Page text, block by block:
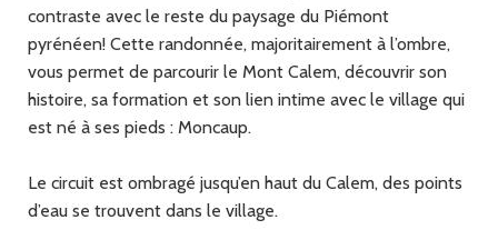
contraste avec le reste du paysage du Piémont
pyrénéen! Cette randonnée, majoritairement à l’ombre,
vous permet de parcourir le Mont Calem, découvrir son
histoire, sa formation et son lien intime avec le village qui
est né à ses pieds : Moncaup.
Le circuit est ombragé jusqu’en haut du Calem, des points
d’eau se trouvent dans le village.